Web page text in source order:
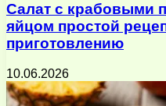
Салат с крабовыми
яйцом простой
приготовлению
10.06.2026